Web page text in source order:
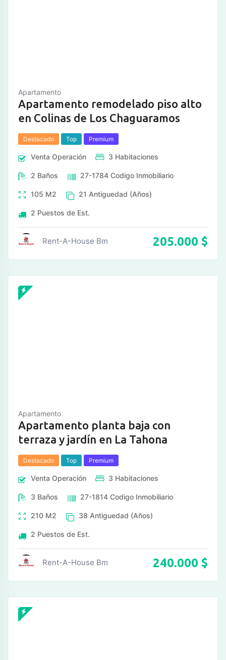
Apartamento
Apartamento remodelado piso alto
en Colinas de Los Chaguaramos
Destacado Top Premium
Venta Operación 3 Habitaciones
2 Baños 27-1784 Codigo Inmobiliario
105 M2 21 Antiguedad (Años)
2 Puestos de Est.
Rent-A-House Bm 205.000 $
Apartamento
Apartamento planta baja con
terraza y jardín en La Tahona
Destacado Top Premium
Venta Operación 3 Habitaciones
3 Baños 27-1814 Codigo Inmobiliario
210 M2 38 Antiguedad (Años)
2 Puestos de Est.
Rent-A-House Bm 240.000 $